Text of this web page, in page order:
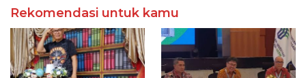
Rekomendasi untuk kamu